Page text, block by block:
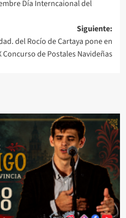
Día Interncaional del
Siguiente:
del Rocío de Cartaya pone en
Concurso de Postales Navideñas